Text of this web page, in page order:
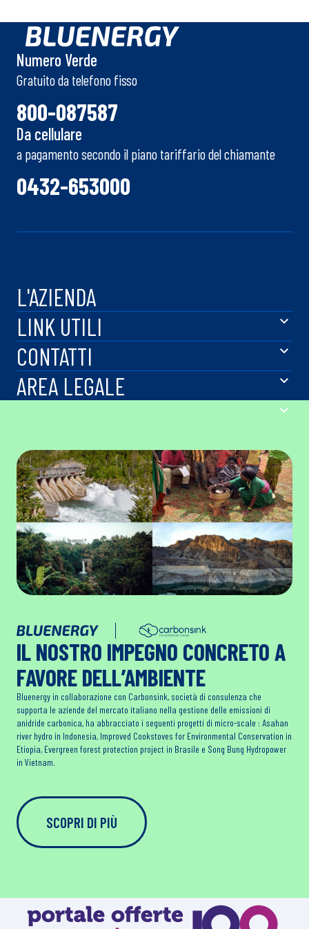
Numero Verde
Gratuito da telefono fisso
800-087587
Da cellulare
a pagamento secondo il piano tariffario del chiamante
0432-653000
L'AZIENDA
LINK UTILI
CONTATTI
AREA LEGALE
IL NOSTRO IMPEGNO CONCRETO A
FAVORE DELL’AMBIENTE
Bluenergy in collaborazione con Carbonsink, società di consulenza che
supporta le aziende del mercato italiano nella gestione delle emissioni di
anidride carbonica, ha abbracciato i seguenti progetti di micro-scale : Asahan
river hydro in Indonesia, Improved Cookstoves for Environmental Conservation in
Etiopia, Evergreen forest protection project in Brasile e Song Bung Hydropower
in Vietnam.
SCOPRI DI PIÙ